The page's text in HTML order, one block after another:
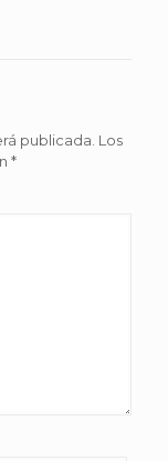
publicada. Los
*